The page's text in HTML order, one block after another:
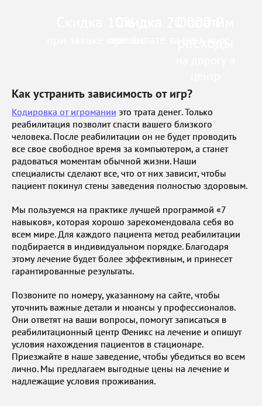
Как устранить зависимость от игр?
Кодировка от игромании это трата денег. Только
реабилитация позволит спасти вашего близкого
человека. После реабилитации он не будет проводить
все свое свободное время за компьютером, а станет
радоваться моментам обычной жизни. Наши
специалисты сделают все, что от них зависит, чтобы
пациент покинул стены заведения полностью здоровым.
Мы пользуемся на практике лучшей программой «7
навыков», которая хорошо зарекомендовала себя во
всем мире. Для каждого пациента метод реабилитации
подбирается в индивидуальном порядке. Благодаря
этому лечение будет более эффективным, и принесет
гарантированные результаты.
Позвоните по номеру, указанному на сайте, чтобы
уточнить важные детали и нюансы у профессионалов.
Они ответят на ваши вопросы, помогут записаться в
реабилитационный центр Феникс на лечение и опишут
условия нахождения пациентов в стационаре.
Приезжайте в наше заведение, чтобы убедиться во всем
лично. Мы предлагаем выгодные цены на лечение и
надлежащие условия проживания.